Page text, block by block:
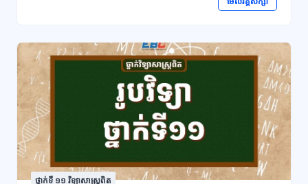
ថ្នាក់ទី ១១ វិទ្យាសាស្រ្តពិត